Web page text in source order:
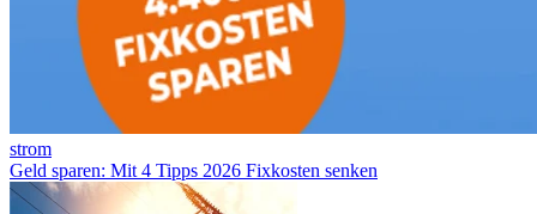
strom
Geld sparen: Mit 4 Tipps 2026 Fixkosten senken